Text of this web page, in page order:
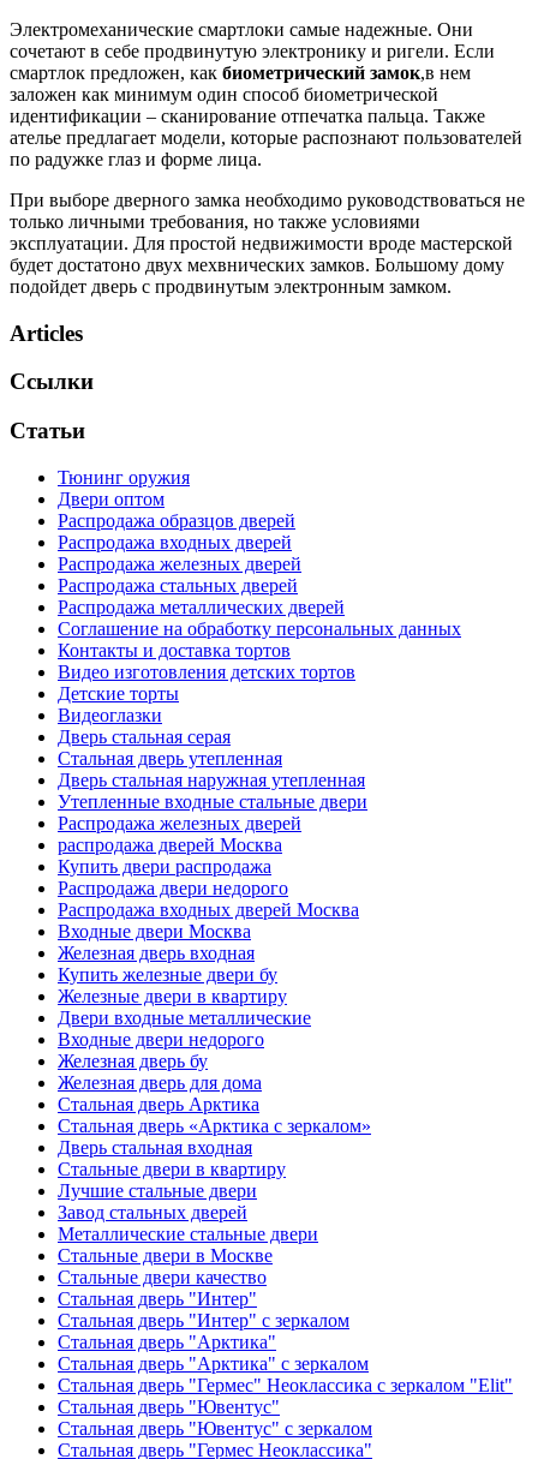
Электромеханические смартлоки самые надежные. Они
сочетают в себе продвинутую электронику и ригели. Если
смартлок предложен, как биометрический замок,в нем
заложен как минимум один способ биометрической
идентификации – сканирование отпечатка пальца. Также
ателье предлагает модели, которые распознают пользователей
по радужке глаз и форме лица.
При выборе дверного замка необходимо руководствоваться не
только личными требования, но также условиями
эксплуатации. Для простой недвижимости вроде мастерской
будет достатоно двух мехвнических замков. Большому дому
подойдет дверь с продвинутым электронным замком.
Articles
Ссылки
Статьи
Тюнинг оружия
Двери оптом
Распродажа образцов дверей
Распродажа входных дверей
Распродажа железных дверей
Распродажа стальных дверей
Распродажа металлических дверей
Соглашение на обработку персональных данных
Контакты и доставка тортов
Видео изготовления детских тортов
Детские торты
Видеоглазки
Дверь стальная серая
Стальная дверь утепленная
Дверь стальная наружная утепленная
Утепленные входные стальные двери
Распродажа железных дверей
распродажа дверей Москва
Купить двери распродажа
Распродажа двери недорого
Распродажа входных дверей Москва
Входные двери Москва
Железная дверь входная
Купить железные двери бу
Железные двери в квартиру
Двери входные металлические
Входные двери недорого
Железная дверь бу
Железная дверь для дома
Стальная дверь Арктика
Стальная дверь «Арктика с зеркалом»
Дверь стальная входная
Стальные двери в квартиру
Лучшие стальные двери
Завод стальных дверей
Металлические стальные двери
Стальные двери в Москве
Стальные двери качество
Стальная дверь "Интер"
Стальная дверь "Интер" с зеркалом
Стальная дверь "Арктика"
Стальная дверь "Арктика" с зеркалом
Стальная дверь "Гермес" Неоклассика с зеркалом "Elit"
Стальная дверь "Ювентус"
Стальная дверь "Ювентус" с зеркалом
Стальная дверь "Гермес Неоклассика"